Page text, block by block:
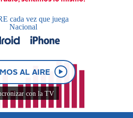
cada vez que juega
Nacional
AL AIRE
con la TV